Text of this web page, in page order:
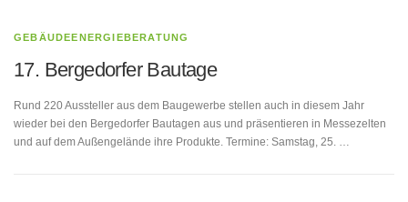
GEBÄUDEENERGIEBERATUNG
17. Bergedorfer Bautage
Rund 220 Aussteller aus dem Baugewerbe stellen auch in diesem Jahr
wieder bei den Bergedorfer Bautagen aus und präsentieren in Messezelten
und auf dem Außengelände ihre Produkte. Termine: Samstag, 25. …